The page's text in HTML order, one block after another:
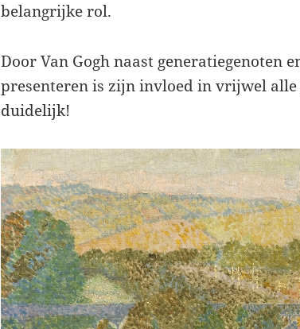
belangrijke rol.
Door Van Gogh naast generatiegenoten
presenteren is zijn invloed in vrijwel alle
duidelijk!